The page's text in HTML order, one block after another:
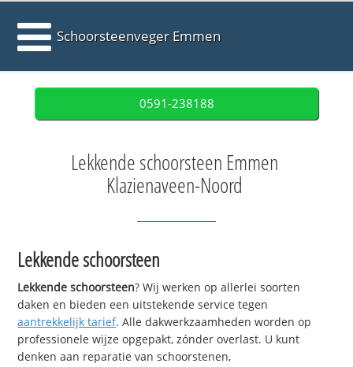
Schoorsteenveger Emmen
0591-238188
Lekkende schoorsteen Emmen
Klazienaveen-Noord
Lekkende schoorsteen
Lekkende schoorsteen? Wij werken op allerlei soorten
daken en bieden een uitstekende service tegen
aantrekkelijk tarief. Alle dakwerkzaamheden worden op
professionele wijze opgepakt, zónder overlast. U kunt
denken aan reparatie van schoorstenen,